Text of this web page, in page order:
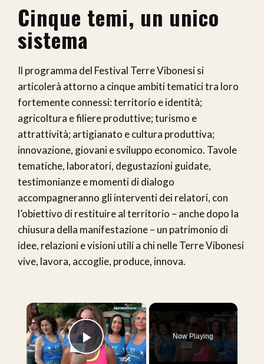
Cinque temi, un unico
sistema
Il programma del Festival Terre Vibonesi si
articolerà attorno a cinque ambiti tematici tra loro
fortemente connessi: territorio e identità;
agricoltura e filiere produttive; turismo e
attrattività; artigianato e cultura produttiva;
innovazione, giovani e sviluppo economico. Tavole
tematiche, laboratori, degustazioni guidate,
testimonianze e momenti di dialogo
accompagneranno gli interventi dei relatori, con
l’obiettivo di restituire al territorio – anche dopo la
chiusura della manifestazione – un patrimonio di
idee, relazioni e visioni utili a chi nelle Terre Vibonesi
vive, lavora, accoglie, produce, innova.
×
Play Video
Now Playing